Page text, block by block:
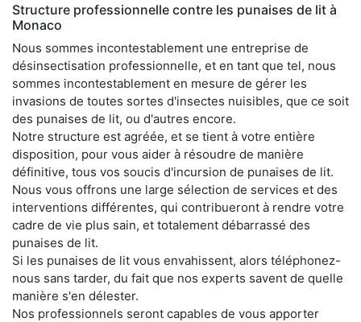
Structure professionnelle contre les punaises de lit à
Monaco
Nous sommes incontestablement une entreprise de
désinsectisation professionnelle, et en tant que tel, nous
sommes incontestablement en mesure de gérer les
invasions de toutes sortes d'insectes nuisibles, que ce soit
des punaises de lit, ou d'autres encore.
Notre structure est agréée, et se tient à votre entière
disposition, pour vous aider à résoudre de manière
définitive, tous vos soucis d'incursion de punaises de lit.
Nous vous offrons une large sélection de services et des
interventions différentes, qui contribueront à rendre votre
cadre de vie plus sain, et totalement débarrassé des
punaises de lit.
Si les punaises de lit vous envahissent, alors téléphonez-
nous sans tarder, du fait que nos experts savent de quelle
manière s'en délester.
Nos professionnels seront capables de vous apporter